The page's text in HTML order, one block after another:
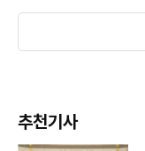
추천기사